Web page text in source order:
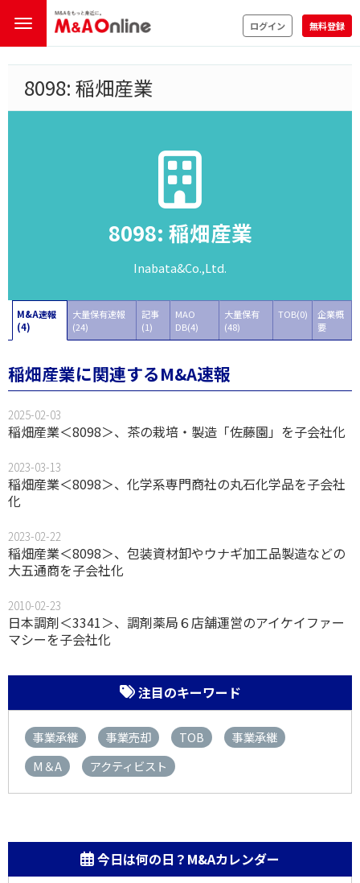
ログイン 無料登録
8098: 稲畑産業
8098: 稲畑産業
Inabata&Co.,Ltd.
M&A速報
(4)
大量保有速報
(24)
記事
(1)
MAO
DB(4)
大量保有
(48)
TOB(0)
企業概
要
稲畑産業に関連するM&A速報
2025-02-03
稲畑産業＜8098＞、茶の栽培・製造「佐藤園」を子会社化
2023-03-13
稲畑産業＜8098＞、化学系専門商社の丸石化学品を子会社
化
2023-02-22
稲畑産業＜8098＞、包装資材卸やウナギ加工品製造などの
大五通商を子会社化
2010-02-23
日本調剤＜3341＞、調剤薬局６店舗運営のアイケイファー
マシーを子会社化
注目のキーワード
事業承継 事業売却 TOB
事業承継
M＆A
アクティビスト
今日は何の日？M&Aカレンダー